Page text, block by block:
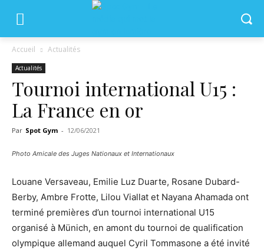
Accueil Actualités
Actualités
Tournoi international U15 :
La France en or
Par Spot Gym - 12/06/2021
Photo Amicale des Juges Nationaux et Internationaux
Louane Versaveau, Emilie Luz Duarte, Rosane Dubard-
Berby, Ambre Frotte, Lilou Viallat et Nayana Ahamada ont
terminé premières d’un tournoi international U15
organisé à Münich, en amont du tournoi de qualification
olympique allemand auquel Cyril Tommasone a été invité